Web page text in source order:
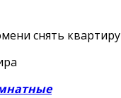
снять квартиру